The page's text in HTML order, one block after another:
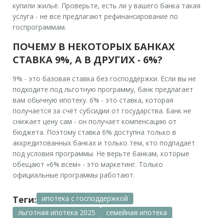
купили жильё. Проверьте, есть ли у вашего банка такая
услуга - не все предлагают рефинансирование по
госпрограммам.
ПОЧЕМУ В НЕКОТОРЫХ БАНКАХ
СТАВКА 9%, А В ДРУГИХ - 6%?
9% - это базовая ставка без господдержки. Если вы не
подходите под льготную программу, банк предлагает
вам обычную ипотеку. 6% - это ставка, которая
получается за счёт субсидии от государства. Банк не
снижает цену сам - он получает компенсацию от
бюджета. Поэтому ставка 6% доступна только в
аккредитованных банках и только тем, кто подпадает
под условия программы. Не верьте банкам, которые
обещают «6% всем» - это маркетинг. Только
официальные программы работают.
Теги:
ипотека с господдержкой
льготная ипотека 2025
семейная ипотека